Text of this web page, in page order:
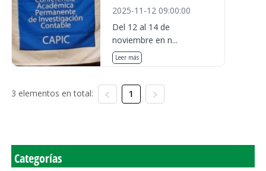
2025-11-12 09:00:00
Del 12 al 14 de
noviembre en n...
Leer más
3 elementos en total: 1
Categorías